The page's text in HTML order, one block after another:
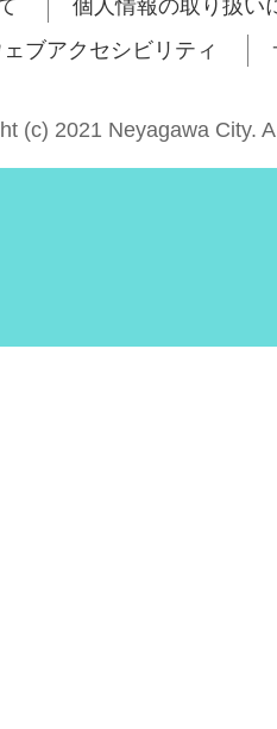
個人情報の取り扱い
ェブアクセシビリティ
(c) 2021 Neyagawa City.